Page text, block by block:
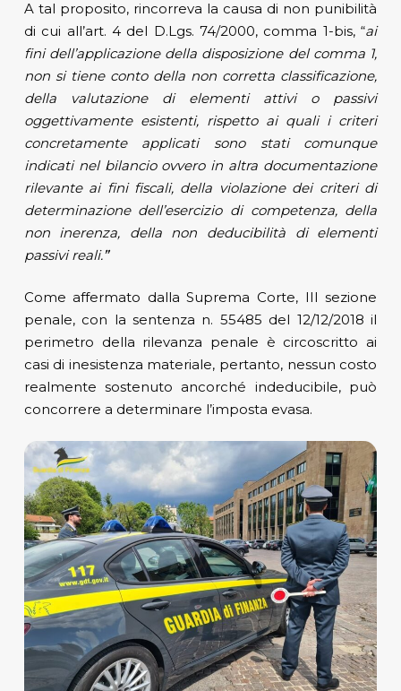
A tal proposito, rincorreva la causa di non punibilità
di cui all’art. 4 del D.Lgs. 74/2000, comma 1-bis, “ai
fini dell’applicazione della disposizione del comma 1,
non si tiene conto della non corretta classificazione,
della valutazione di elementi attivi o passivi
oggettivamente esistenti, rispetto ai quali i criteri
concretamente applicati sono stati comunque
indicati nel bilancio ovvero in altra documentazione
rilevante ai fini fiscali, della violazione dei criteri di
determinazione dell’esercizio di competenza, della
non inerenza, della non deducibilità di elementi
passivi reali.”
Come affermato dalla Suprema Corte, III sezione
penale, con la sentenza n. 55485 del 12/12/2018 il
perimetro della rilevanza penale è circoscritto ai
casi di inesistenza materiale, pertanto, nessun costo
realmente sostenuto ancorché indeducibile, può
concorrere a determinare l’imposta evasa.